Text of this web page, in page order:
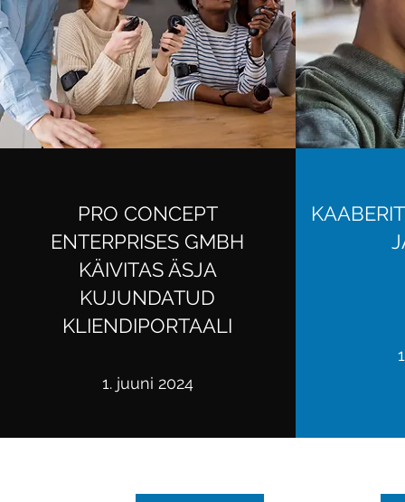
PRO CONCEPT
ENTERPRISES GMBH
KÄIVITAS ÄSJA
KUJUNDATUD
KLIENDIPORTAALI
1. juuni 2024